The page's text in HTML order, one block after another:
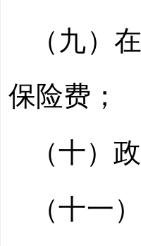
（九）
保险费；
（十）
（十一